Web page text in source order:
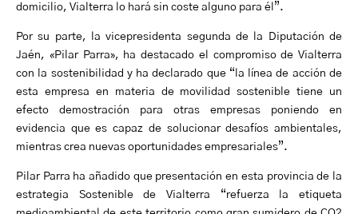
domicilio, Vialterra lo hará sin coste alguno para él”.
Por su parte, la vicepresidenta segunda de la Diputación de
Jaén, «Pilar Parra», ha destacado el compromiso de Vialterra
con la sostenibilidad y ha declarado que “la línea de acción de
esta empresa en materia de movilidad sostenible tiene un
efecto demostración para otras empresas poniendo en
evidencia que es capaz de solucionar desafíos ambientales,
mientras crea nuevas oportunidades empresariales”.
Pilar Parra ha añadido que presentación en esta provincia de la
estrategia Sostenible de Vialterra “refuerza la etiqueta